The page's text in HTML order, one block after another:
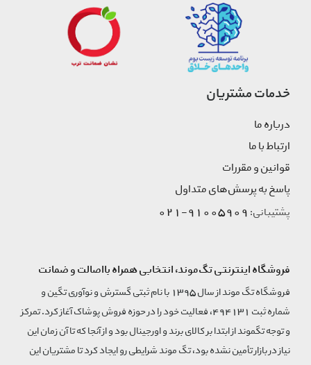
خدمات مشتریان
درباره ما
ارتباط با ما
قوانین و مقررات
پاسخ به پرسش‌های متداول
پشتیبانی:91005909-021
فروشگاه اینترنتی تگ‌موند، انتخابی همراه بااصالت و ضمانت
فروشگاه تگ موند از سال 1395 با نام ثبتی گسترش و نوآوری تگین و
شماره ثبت 494131، فعالیت خود را در حوزه فروش پوشاک آغاز کرد. تمرکز
و توجه تگموند از ابتدا بر کالای برند و اورجینال بود و از آنجا که تا آن زمان این
نیاز در بازار تأمین نشده بود، تگ موند شرایطی رو ایجاد کرد تا مشتریان این